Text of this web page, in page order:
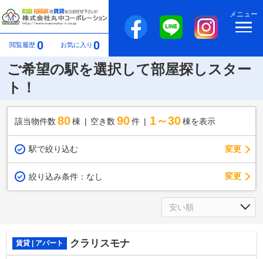
閲覧履歴 0 お気に入り 0
メニュー
ご希望の駅を選択して部屋探しスター
ト！
該当物件数 80棟 空き数 90 件 1～30 棟を表示
駅で絞り込む 変更
絞り込み条件： なし 変更
賃貸 | アパート クラリスモナ